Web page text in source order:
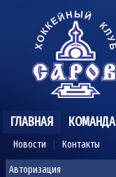
ГЛАВНАЯ
Новости Контакты
КОМАНДА
Авторизация